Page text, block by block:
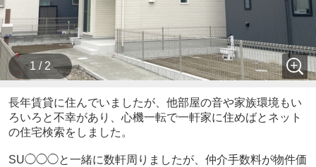
1 / 2
長年賃貸に住んでいましたが、他部屋の音や家族環境もい
ろいろと不幸があり、心機一転で一軒家に住めばとネット
の住宅検索をしました。
SU◯◯◯と一緒に数軒周りましたが、仲介手数料が物件価